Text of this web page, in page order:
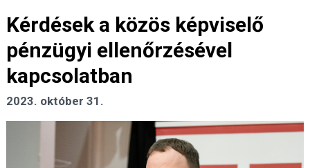
Kérdések a közös képviselő
pénzügyi ellenőrzésével
kapcsolatban
2023. október 31.